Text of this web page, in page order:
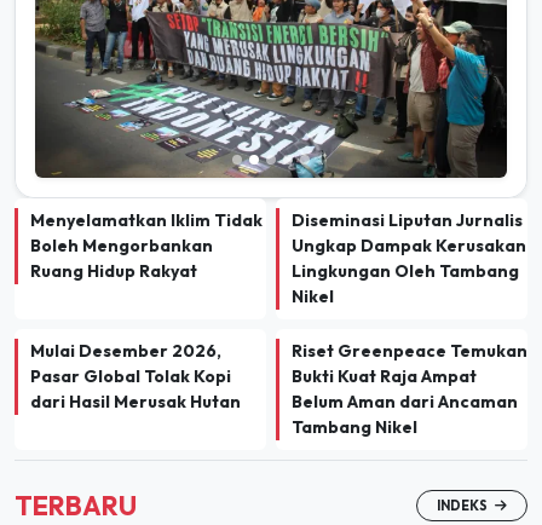
Menyelamatkan Iklim Tidak
Boleh Mengorbankan
Ruang Hidup Rakyat
Diseminasi Liputan Jurnalis
Ungkap Dampak Kerusakan
Lingkungan Oleh Tambang
Nikel
Mulai Desember 2026,
Pasar Global Tolak Kopi
dari Hasil Merusak Hutan
Riset Greenpeace Temukan
Bukti Kuat Raja Ampat
Belum Aman dari Ancaman
Tambang Nikel
TERBARU INDEKS